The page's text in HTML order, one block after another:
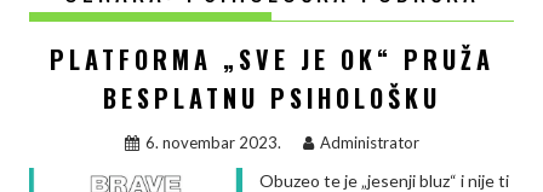
PLATFORMA „SVE JE OK“ PRUŽA
BESPLATNU PSIHOLOŠKU
6. novembar 2023. Administrator
Obuzeo te je „jesenji bluz“ i nije ti